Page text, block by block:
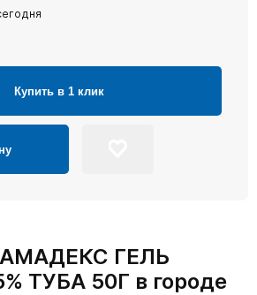
Купить в 1 клик
ГЕЛЬ
ТУБА 50Г в городе